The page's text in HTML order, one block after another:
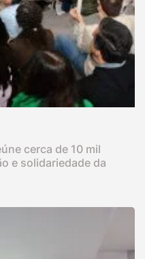
cerca de 10 mil
e solidariedade da